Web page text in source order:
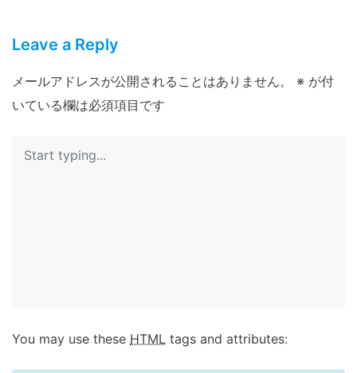
Leave a Reply
メールアドレスが公開されることはありません。 ※ が付
いている欄は必須項目です
You may use these HTML tags and attributes: